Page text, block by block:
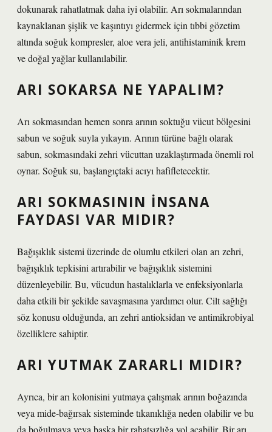
dokunarak rahatlatmak daha iyi olabilir. Arı sokmalarından
kaynaklanan şişlik ve kaşıntıyı gidermek için tıbbi gözetim
altında soğuk kompresler, aloe vera jeli, antihistaminik krem ​​
ve doğal yağlar kullanılabilir.
ARI SOKARSA NE YAPALIM?
Arı sokmasından hemen sonra arının soktuğu vücut bölgesini
sabun ve soğuk suyla yıkayın. Arının türüne bağlı olarak
sabun, sokmasındaki zehri vücuttan uzaklaştırmada önemli rol
oynar. Soğuk su, başlangıçtaki acıyı hafifletecektir.
ARI SOKMASININ INSANA
FAYDASI VAR MIDIR?
Bağışıklık sistemi üzerinde de olumlu etkileri olan arı zehri,
bağışıklık tepkisini artırabilir ve bağışıklık sistemini
düzenleyebilir. Bu, vücudun hastalıklarla ve enfeksiyonlarla
daha etkili bir şekilde savaşmasına yardımcı olur. Cilt sağlığı
söz konusu olduğunda, arı zehri antioksidan ve antimikrobiyal
özelliklere sahiptir.
ARI YUTMAK ZARARLI MIDIR?
Ayrıca, bir arı kolonisini yutmaya çalışmak arının boğazında
veya mide-bağırsak sisteminde tıkanıklığa neden olabilir ve bu
da boğulmaya veya başka bir rahatsızlığa yol açabilir. Bir arı